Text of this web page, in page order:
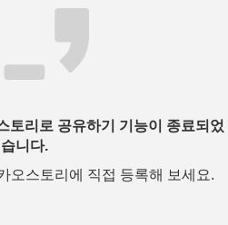
토리로 공유하기 기능이 종료되었
습니다.
오스토리에 직접 등록해 보세요.